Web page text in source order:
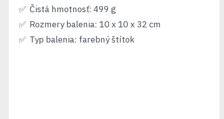
Čistá hmotnosť: 499 g
Rozmery balenia: 10 x 10 x 32 cm
Typ balenia: farebný štítok